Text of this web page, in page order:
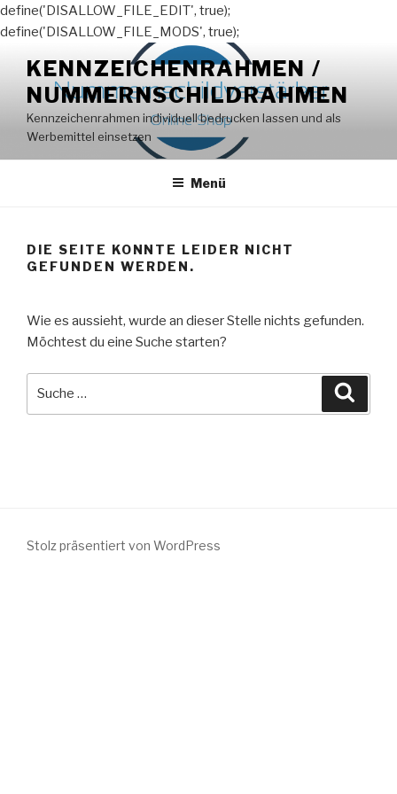
define('DISALLOW_FILE_EDIT', true);
define('DISALLOW_FILE_MODS', true);
Inhalt
springen
KENNZEICHENRAHMEN /
NUMMERNSCHILDRAHMEN
Kennzeichenrahmen individuell bedrucken lassen und als
Werbemittel einsetzen
Menü
DIE SEITE KONNTE LEIDER NICHT
GEFUNDEN WERDEN.
Wie es aussieht, wurde an dieser Stelle nichts gefunden.
Möchtest du eine Suche starten?
Stolz präsentiert von WordPress